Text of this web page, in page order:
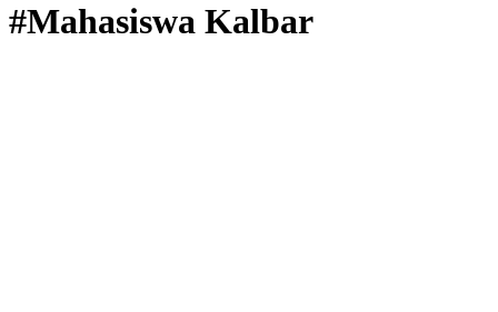
#Mahasiswa Kalbar